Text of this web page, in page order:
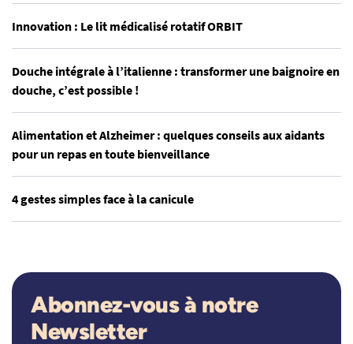
Innovation : Le lit médicalisé rotatif ORBIT
Douche intégrale à l’italienne : transformer une baignoire en
douche, c’est possible !
Alimentation et Alzheimer : quelques conseils aux aidants
pour un repas en toute bienveillance
4 gestes simples face à la canicule
Abonnez-vous à notre
Newsletter